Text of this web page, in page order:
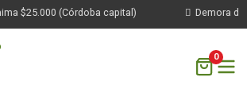
$25.000 (Córdoba capital) Demora de
0